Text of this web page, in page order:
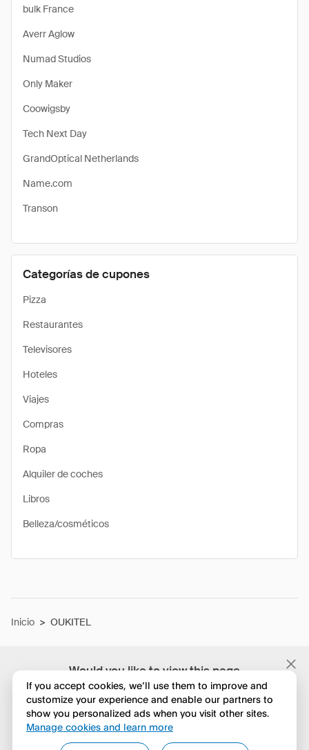
Would you like to view this page
in English?
No, seguir navegando
bulk France
Averr Aglow
Numad Studios
Only Maker
Coowigsby
Tech Next Day
GrandOptical Netherlands
Name.com
Transon
Categorías de cupones
Pizza
Restaurantes
Televisores
Hoteles
Viajes
Compras
Ropa
Alquiler de coches
Libros
Belleza/cosméticos
Inicio > OUKITEL
If you accept cookies, we’ll use them to improve and
customize your experience and enable our partners to
show you personalized ads when you visit other sites.
Manage cookies and learn more